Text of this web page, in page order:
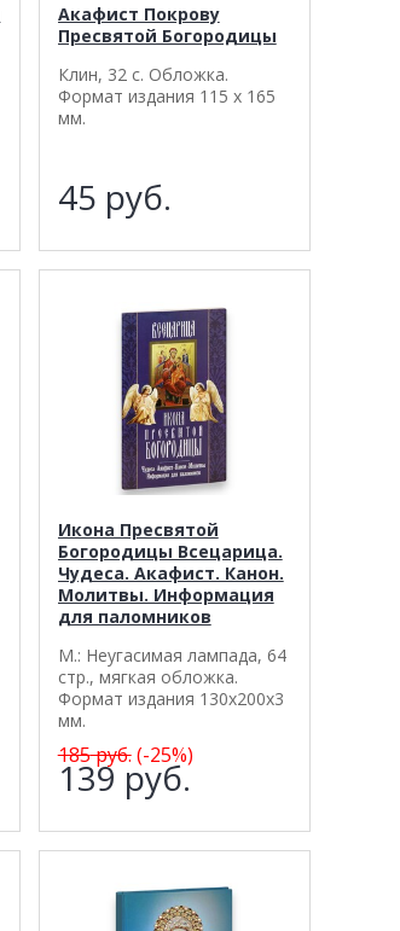
Акафист Покрову
Пресвятой Богородицы
Клин, 32 с. Обложка.
Формат издания 115 х 165
мм.
45 руб.
Икона Пресвятой
Богородицы Всецарица.
Чудеса. Акафист. Канон.
Молитвы. Информация
для паломников
М.: Неугасимая лампада, 64
стр., мягкая обложка.
Формат издания 130х200х3
мм.
185руб.(-25%)
139руб.